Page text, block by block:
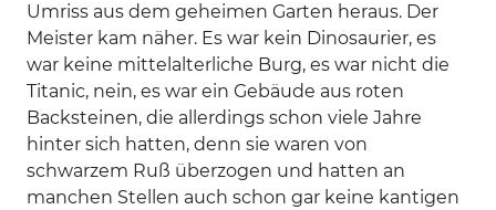
Umriss aus dem geheimen Garten heraus. Der
Meister kam näher. Es war kein Dinosaurier, es
war keine mittelalterliche Burg, es war nicht die
Titanic, nein, es war ein Gebäude aus roten
Backsteinen, die allerdings schon viele Jahre
hinter sich hatten, denn sie waren von
schwarzem Ruß überzogen und hatten an
manchen Stellen auch schon gar keine kantigen